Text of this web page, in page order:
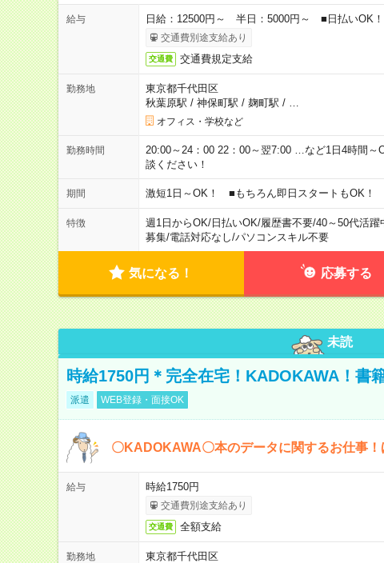
給与 日給：12500円～ 半日：5000円～ ■日払いOK！
交通費別途支給あり
交通費 交通費規定支給
勤務地
東京都千代田区
秋葉原駅 / 神保町駅 / 麹町駅 /
オフィス・学校など
勤務時間
20:00～24：00 22：00～翌7:00 …など1日4時間
談ください！
期間 激短1日～OK！ ■もちろん即日スタートもOK！
特徴 週1日からOK/日払いOK/履歴書不要/40～50代活躍
募集/電話対応なし/パソコンスキル不要
気になる！ 応募する
未読
時給1750円＊完全在宅！KADOKAWA！書
派遣 WEB登録・面接OK
〇KADOKAWA〇本のデータに関するお仕事！
給与 時給1750円
交通費別途支給あり
交通費 全額支給
勤務地 東京都千代田区